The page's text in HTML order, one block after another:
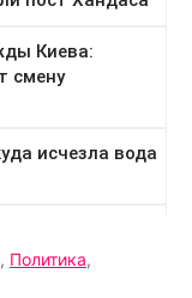
, Политика,